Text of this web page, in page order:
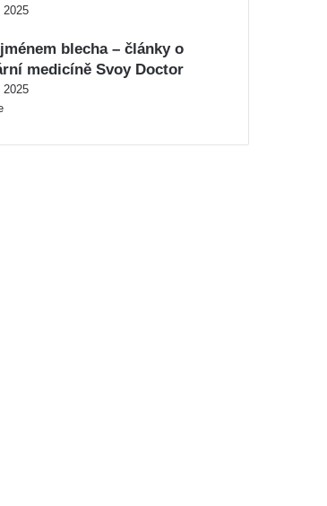
2025
blecha – články o
medicíně Svoy Doctor
2025